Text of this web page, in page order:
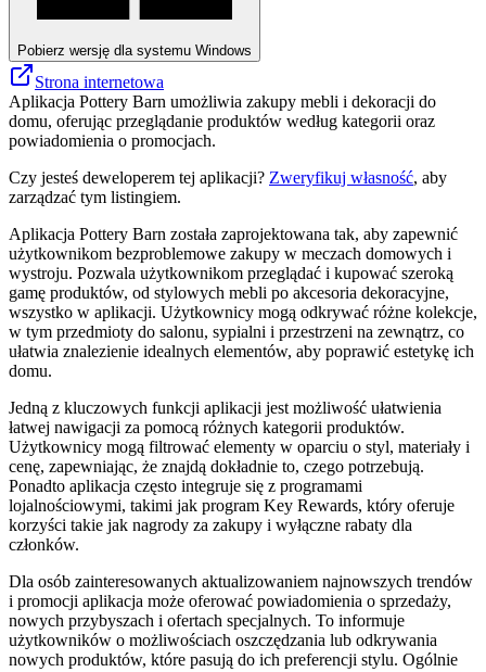
Pobierz wersję dla systemu Windows
Strona internetowa
Aplikacja Pottery Barn umożliwia zakupy mebli i dekoracji do
domu, oferując przeglądanie produktów według kategorii oraz
powiadomienia o promocjach.
Czy jesteś deweloperem tej aplikacji? Zweryfikuj własność, aby
zarządzać tym listingiem.
Aplikacja Pottery Barn została zaprojektowana tak, aby zapewnić
użytkownikom bezproblemowe zakupy w meczach domowych i
wystroju. Pozwala użytkownikom przeglądać i kupować szeroką
gamę produktów, od stylowych mebli po akcesoria dekoracyjne,
wszystko w aplikacji. Użytkownicy mogą odkrywać różne kolekcje,
w tym przedmioty do salonu, sypialni i przestrzeni na zewnątrz, co
ułatwia znalezienie idealnych elementów, aby poprawić estetykę ich
domu.
Jedną z kluczowych funkcji aplikacji jest możliwość ułatwienia
łatwej nawigacji za pomocą różnych kategorii produktów.
Użytkownicy mogą filtrować elementy w oparciu o styl, materiały i
cenę, zapewniając, że znajdą dokładnie to, czego potrzebują.
Ponadto aplikacja często integruje się z programami
lojalnościowymi, takimi jak program Key Rewards, który oferuje
korzyści takie jak nagrody za zakupy i wyłączne rabaty dla
członków.
Dla osób zainteresowanych aktualizowaniem najnowszych trendów
i promocji aplikacja może oferować powiadomienia o sprzedaży,
nowych przybyszach i ofertach specjalnych. To informuje
użytkowników o możliwościach oszczędzania lub odkrywania
nowych produktów, które pasują do ich preferencji stylu. Ogólnie